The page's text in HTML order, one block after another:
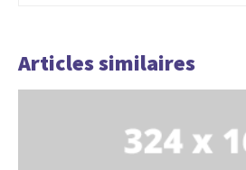
Articles similaires